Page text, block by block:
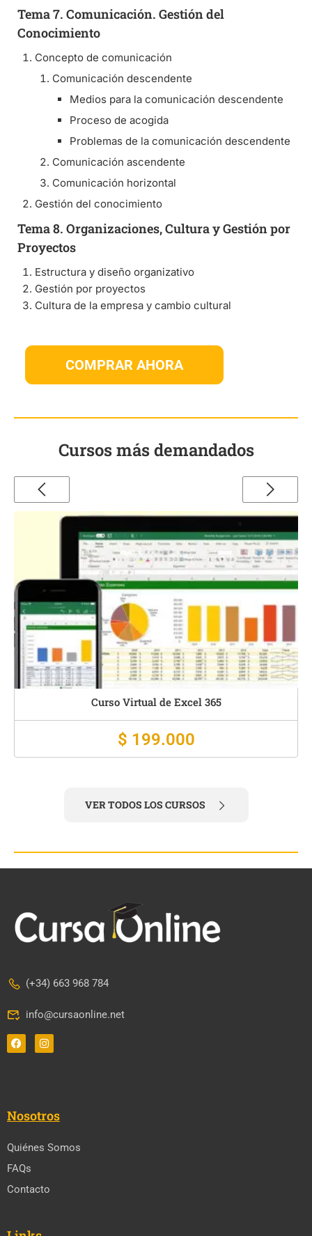
Tema 7. Comunicación. Gestión del
Conocimiento
Concepto de comunicación
Comunicación descendente
Medios para la comunicación descendente
Proceso de acogida
Problemas de la comunicación descendente
Comunicación ascendente
Comunicación horizontal
Gestión del conocimiento
Tema 8. Organizaciones, Cultura y Gestión por
Proyectos
Estructura y diseño organizativo
Gestión por proyectos
Cultura de la empresa y cambio cultural
COMPRAR AHORA
Cursos más demandados
Curso Virtual de Albañilería
$ 159.000
VER TODOS LOS CURSOS
(+34) 663 968 784
info@cursaonline.net
Nosotros
Quiénes Somos
FAQs
Contacto